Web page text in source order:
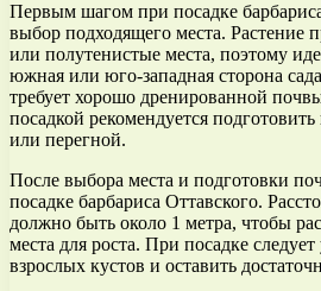
Первым шагом при посадке
выбор подходящего места. Растение
или полутенистые места, поэтому
южная или юго-западная сторона
требует хорошо дренированной
посадкой рекомендуется
или перегной.
После выбора места и подготовки
посадке барбариса Оттавского.
должно быть около 1 метра, чтобы
места для роста. При посадке
взрослых кустов и оставить